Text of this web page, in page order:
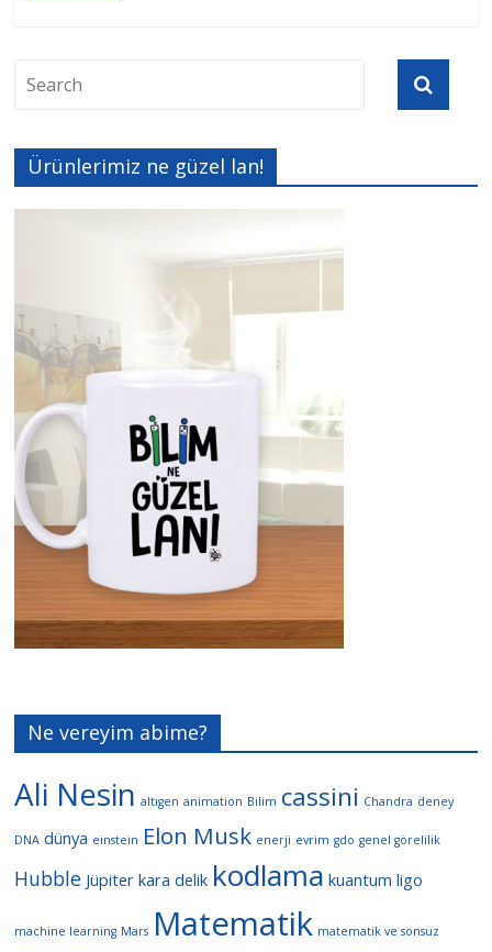
Ürünlerimiz ne güzel lan!
Ne vereyim abime?
Ali Nesin altıgen animation Bilim cassini Chandra deney
DNA dünya einstein Elon Musk enerji evrim gdo genel görelilik
Hubble Jüpiter kara delik kodlama kuantum ligo
machine learning Mars Matematik matematik ve sonsuz